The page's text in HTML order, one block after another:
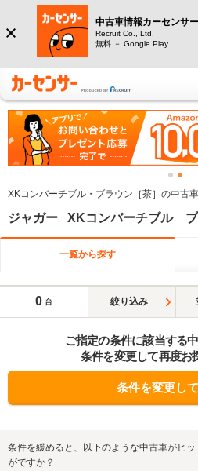
中古車情報カーセンサー
Recruit Co., Ltd.
無料 － Google Play
XKコンバーチブル・ブラウン［茶］の中古
ジャガー XKコンバーチブル ブ
一覧から探す
0 台 絞り込み
ご指定の条件に該当する
条件を変更して再度お
条件を変更し
条件を緩めると、以下のような中古車がヒ
がですか？